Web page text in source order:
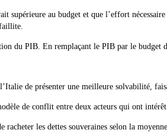
supérieure au budget et que l’effort
du PIB. En remplaçant le PIB par le
de présenter une meilleure solvabilité,
de conflit entre deux acteurs qui ont
les dettes souveraines selon la